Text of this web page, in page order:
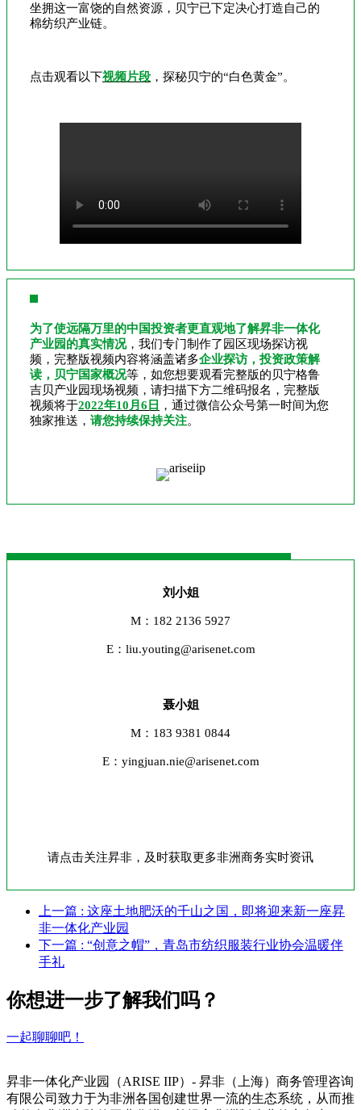
坐拥这一富饶的自然资源，贝宁已下定决心打造自己的
棉纺织产业链。
点击观看以下视频片段 ，探秘贝宁的“白色黄金”。
为了使远隔万里的中国投资者更直观地了解昇非一体化
产业园的真实情况，我们专门制作了园区现场探访视
频，完整版视频内容将涵盖诸多企业探访，投资政策解
读，贝宁国家概况等，如您想要观看完整版的贝宁格鲁
吉贝产业园现场视频，请扫描下方二维码报名，完整版
视频将于2022年10月6日 ，通过微信公众号第一时间为您
独家推送， 请您持续保持关注。
刘小姐
M：182 2136 5927
E：liu.youting@arisenet.com
聂小姐
M：183 9381 0844
E：yingjuan.nie@arisenet.com
请点击关注昇非，及时获取更多非洲商务实时资讯
上一篇 : 这座土地肥沃的千山之国，即将迎来新一座昇
非一体化产业园
下一篇 : “创意之帽”，青岛市纺织服装行业协会温暖伴
手礼
你想进一步了解我们吗？
一起聊聊吧！
昇非一体化产业园（ARISE IIP）- 昇非（上海）商务管理咨询
有限公司致力于为非洲各国创建世界一流的生态系统，从而推